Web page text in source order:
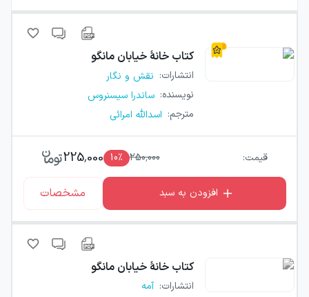
کتاب خانهٔ خیابان مانگو
انتشارات: نقش و نگار
نویسنده: ساندرا سیسنروس
مترجم: اسدالله امرائی
قیمت: 250,000
10٪ 225,000
افزودن به سبد مشخصات
کتاب خانهٔ خیابان مانگو
انتشارات: آمه